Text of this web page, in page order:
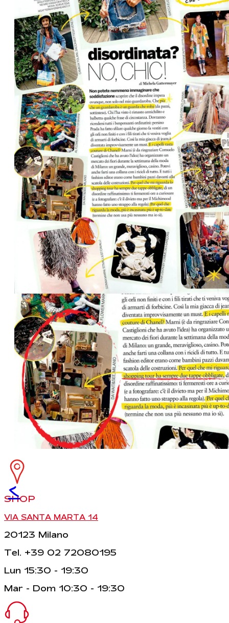
<
SHOP
VIA SANTA MARTA 14
20123 Milano
Tel. +39 02 72080195
Lun 15:30 - 19:30
Mar - Dom 10:30 - 19:30